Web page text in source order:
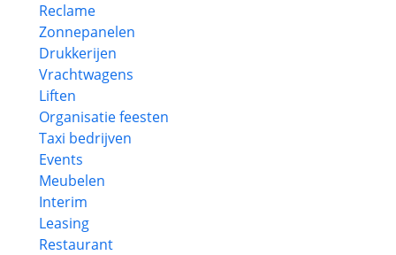
Reclame
Zonnepanelen
Drukkerijen
Vrachtwagens
Liften
Organisatie feesten
Taxi bedrijven
Events
Meubelen
Interim
Leasing
Restaurant